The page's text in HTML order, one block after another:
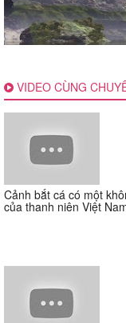
VIDEO CÙNG
Cảnh bắt cá có một
của thanh niên Việt